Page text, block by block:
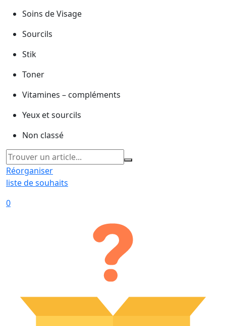
Soins de Visage
Sourcils
Stik
Toner
Vitamines – compléments
Yeux et sourcils
Non classé
Réorganiser
liste de souhaits
0